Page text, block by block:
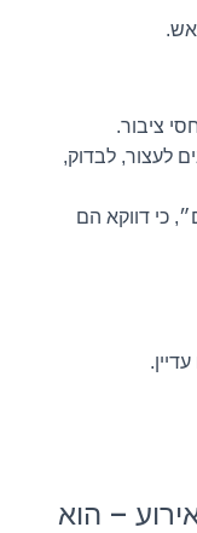
ציבור.
לעצור, לבדוק,
כי דווקא הם
– הוא